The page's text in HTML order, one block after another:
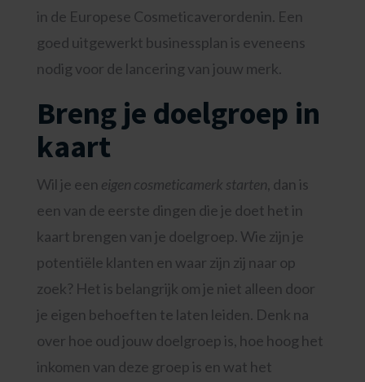
in de Europese Cosmeticaverordenin. Een
goed uitgewerkt businessplan is eveneens
nodig voor de lancering van jouw merk.
Breng je doelgroep in
kaart
Wil je een eigen cosmeticamerk starten, dan is
een van de eerste dingen die je doet het in
kaart brengen van je doelgroep. Wie zijn je
potentiële klanten en waar zijn zij naar op
zoek? Het is belangrijk om je niet alleen door
je eigen behoeften te laten leiden. Denk na
over hoe oud jouw doelgroep is, hoe hoog het
inkomen van deze groep is en wat het